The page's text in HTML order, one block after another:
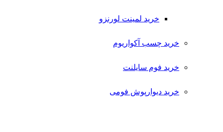
خرید لمینت لورنزو
خرید چسب آکواریوم
خرید فوم سایلنت
خرید دیوارپوش فومی